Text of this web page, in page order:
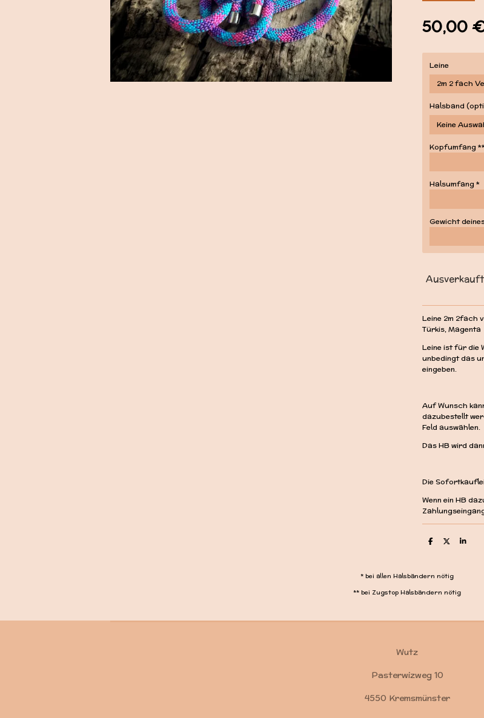
50,00
Leine
Halsband
Kopfumfang **
Halsumfang *
Gewicht
Ausverkauft
Leine 2m 2fach
Türkis, Magenta
Leine ist für die
unbedingt das
eingeben.
Auf Wunsch
dazubestellt
Feld auswählen.
Das HB wird
Die
Wenn ein HB
T
n
T
e
n
T
* bei allen Halsbändern nötig
** bei Zugstop Halsbändern nötig
Wutz
Pasterwizweg 10
4550 Kremsmünster